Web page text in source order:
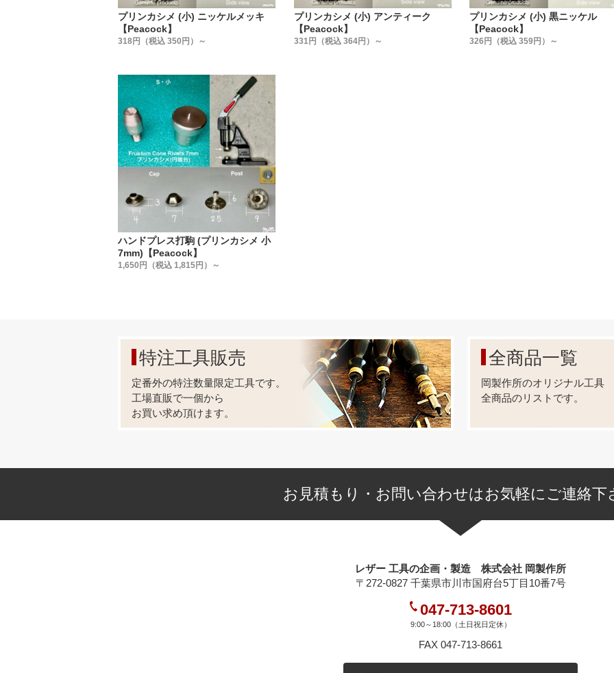
プリンカシメ (小) ニッケルメッキ
【Peacock】
318円（税込 350円）～
プリンカシメ (小) アンティーク
【Peacock】
331円（税込 364円）～
プリンカシメ (小) 黒ニッケル
【Peacock】
326円（税込 359円）～
ハンドプレス打駒 (プリンカシメ 小
7mm)【Peacock】
1,650円（税込 1,815円）～
特注工具販売
定番外の特注数量限定工具です。
工場直販で一個から
お買い求め頂けます。
全商品一覧
岡製作所のオリジナル工具
全商品のリストです。
お見積もり・お問い合わせはお気軽にご連絡下
レザー 工具の企画・製造 株式会社 岡製作所
〒272-0827 千葉県市川市国府台5丁目10番7号
047-713-8601
9:00～18:00（土日祝日定休）
FAX 047-713-8661